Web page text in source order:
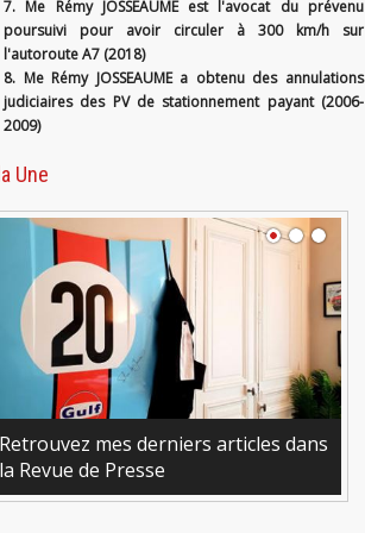
7. Me Rémy JOSSEAUME est l'avocat du prévenu
poursuivi pour avoir circuler à 300 km/h sur
l'autoroute A7 (2018)
8. Me Rémy JOSSEAUME a obtenu des annulations
judiciaires des PV de stationnement payant (2006-
2009)
Une
articles dans